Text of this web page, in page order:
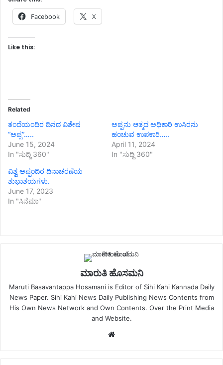
Facebook X
Like this:
Related
ತಂದೆಯಂದಿರ ದಿನದ ವಿಶೇಷ
“ಅಪ್ಪ”…..
June 15, 2024
In "ಸುದ್ದಿ 360"
ಅಪ್ಪನು ಆತ್ಮದ ಅಧಿಕಾರಿ ಉಸಿರನು
ಹಂಚುವ ಉಪಕಾರಿ…..
April 11, 2024
In "ಸುದ್ದಿ 360"
ವಿಶ್ವ ಅಪ್ಪಂದಿರ ದಿನಾಚರಣೆಯ
ಶುಭಾಶಯಗಳು.
June 17, 2023
In "ಸಿನೆಮಾ"
ಮಾರುತಿ ಹೊಸಮನಿ
Maruti Basavantappa Hosamani is Editor of Sihi Kahi Kannada Daily
News Paper. Sihi Kahi News Daily Publishing News Contents from
His Own News Network and Own Contents. Over the Print Media
and Website.
Website